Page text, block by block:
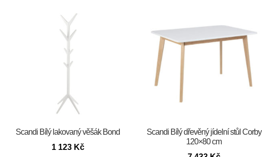
Scandi Bílý lakovaný věšák Bond
1 123 Kč
Scandi Bílý dřevěný jídelní stůl Corby
120×80 cm